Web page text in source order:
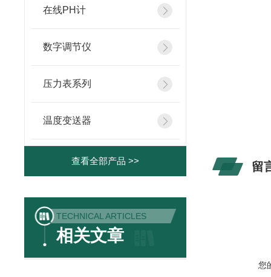
在线PH计
数字调节仪
压力表系列
温度变送器
查看全部产品 >>
TECHNICAL ARTICLES
相关文章
留
您